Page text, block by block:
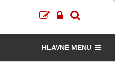
HLAVNÉ MENU